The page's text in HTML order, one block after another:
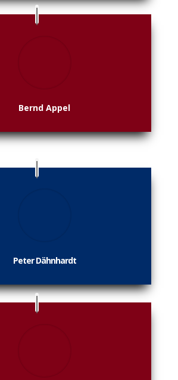
Bernd Appel
Peter Dähnhardt